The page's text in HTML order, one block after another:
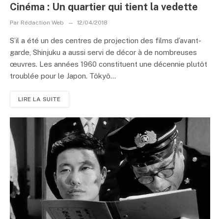
Cinéma : Un quartier qui tient la vedette
Par Rédaction Web 12/04/2018
S’il a été un des centres de projection des films d’avant-
garde, Shinjuku a aussi servi de décor à de nombreuses
œuvres. Les années 1960 constituent une décennie plutôt
troublée pour le Japon. Tôkyô...
LIRE LA SUITE